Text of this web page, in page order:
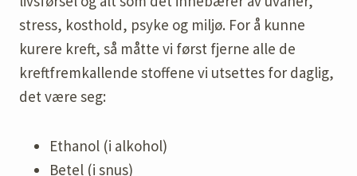
stress, kosthold, psyke og miljø. For å kunne
kurere kreft, så måtte vi først fjerne alle de
kreftfremkallende stoffene vi utsettes for daglig,
det være seg:
Ethanol (i alkohol)
Betel (i snus)